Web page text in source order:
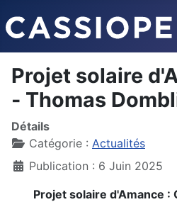
Projet solaire
- Thomas
Détails
Catégorie : Actualités
Publication : 6 Juin 2025
Projet solaire d'Amance :